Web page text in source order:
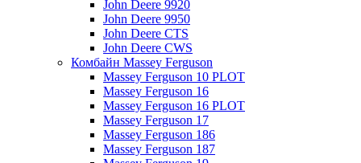
John Deere 9920
John Deere 9950
John Deere CTS
John Deere CWS
Комбайн Massey Ferguson
Massey Ferguson 10 PLOT
Massey Ferguson 16
Massey Ferguson 16 PLOT
Massey Ferguson 17
Massey Ferguson 186
Massey Ferguson 187